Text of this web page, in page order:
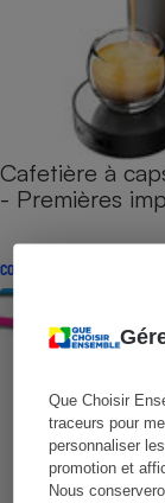
Que Choisir
traceurs pour
personnaliser
promotion et
Nous
Cafetière à
- Premières
CONSEILS